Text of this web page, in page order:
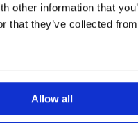
other information that
that they’ve collected
Allow all